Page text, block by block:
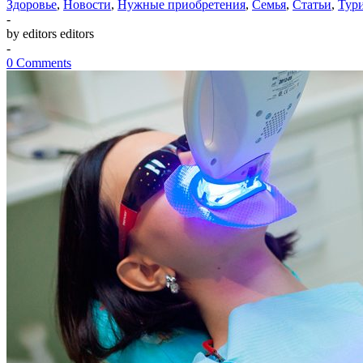
Здоровье, Новости, Нужные приобретения, Семья, Статьи,
-
by editors editors
-
0 Comments